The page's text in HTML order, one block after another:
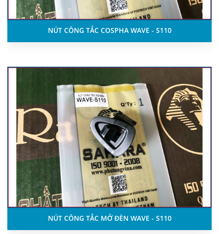
NÚT CÔNG TẮC COSPHA WAVE - S110
NÚT CÔNG TẮC MỞ ĐÈN WAVE - S110